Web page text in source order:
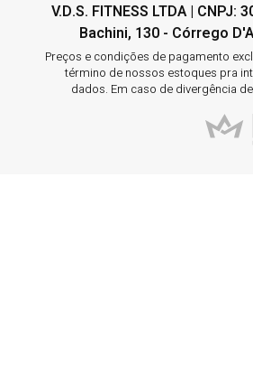
V.D.S. FITNESS LTDA |
Bachini, 130 - Córrego
Preços e condições de pagamento
término de nossos estoques pra
dados. Em caso de divergência